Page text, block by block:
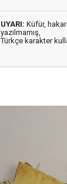
UYARI: Küfür,
yazılmamış,
Türkçe karakter